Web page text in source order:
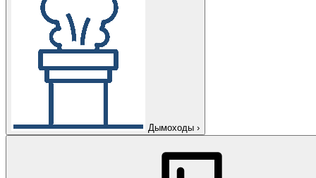
Дымоходы ›